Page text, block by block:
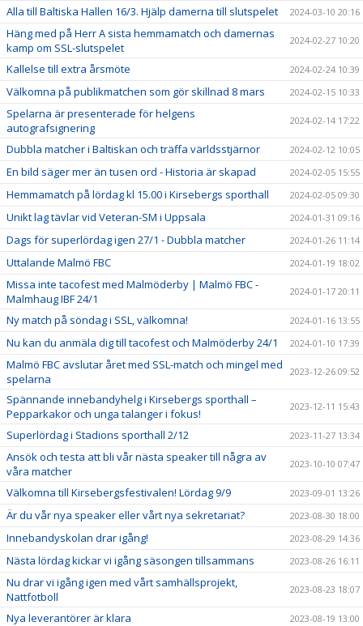
Alla till Baltiska Hallen 16/3. Hjälp damerna till slutspelet 2024-03-10 20:16
Häng med på Herr A sista hemmamatch och damernas
kamp om SSL-slutspelet
2024-02-27 10:20
Kallelse till extra årsmöte 2024-02-24 10:39
Välkomna på publikmatchen som gör skillnad 8 mars 2024-02-15 10:33
Spelarna är presenterade för helgens
autografsignering
2024-02-14 17:22
Dubbla matcher i Baltiskan och träffa världsstjärnor 2024-02-12 10:05
En bild säger mer än tusen ord - Historia är skapad 2024-02-05 15:55
Hemmamatch på lördag kl 15.00 i Kirsebergs sporthall 2024-02-05 09:30
Unikt lag tävlar vid Veteran-SM i Uppsala 2024-01-31 09:16
Dags för superlördag igen 27/1 - Dubbla matcher 2024-01-26 11:14
Uttalande Malmö FBC 2024-01-19 18:02
Missa inte tacofest med Malmöderby | Malmö FBC -
Malmhaug IBF 24/1
2024-01-17 20:11
Ny match på söndag i SSL, välkomna! 2024-01-16 13:55
Nu kan du anmäla dig till tacofest och Malmöderby 24/1 2024-01-10 17:39
Malmö FBC avslutar året med SSL-match och mingel med
spelarna
2023-12-26 09:52
Spännande innebandyhelg i Kirsebergs sporthall –
Pepparkakor och unga talanger i fokus!
2023-12-11 15:43
Superlördag i Stadions sporthall 2/12 2023-11-27 13:34
Ansök och testa att bli vår nästa speaker till några av
våra matcher
2023-10-10 07:47
Välkomna till Kirsebergsfestivalen! Lördag 9/9 2023-09-01 13:26
Är du vår nya speaker eller vårt nya sekretariat? 2023-08-30 18:00
Innebandyskolan drar igång! 2023-08-29 14:36
Nästa lördag kickar vi igång säsongen tillsammans 2023-08-26 16:11
Nu drar vi igång igen med vårt samhällsprojekt,
Nattfotboll
2023-08-23 18:07
Nya leverantörer är klara 2023-08-19 13:00